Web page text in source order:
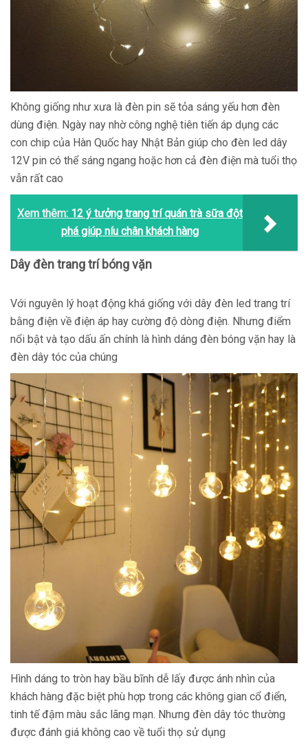
Không giống như xưa là đèn pin sẽ tỏa sáng yếu hơn đèn
dùng điện. Ngày nay nhờ công nghệ tiên tiến áp dụng các
con chip của Hàn Quốc hay Nhật Bản giúp cho đèn led dây
12V pin có thể sáng ngang hoặc hơn cả đèn điện mà tuổi thọ
vẫn rất cao
Xem thêm: 12 ý tưởng trang trí quán trà sữa đột
phá giúp níu chân khách hàng
Dây đèn trang trí bóng vặn
Với nguyên lý hoạt động khá giống với dây đèn led trang trí
bằng điện về điện áp hay cường độ dòng điện. Nhưng điểm
nổi bật và tạo dấu ấn chính là hình dáng đèn bóng vặn hay là
đèn dây tóc của chúng
Hình dáng to tròn hay bầu bĩnh dễ lấy được ánh nhìn của
khách hàng đặc biệt phù hợp trong các không gian cổ điển,
tinh tế đậm màu sắc lãng mạn. Nhưng đèn dây tóc thường
được đánh giá không cao về tuổi thọ sử dụng